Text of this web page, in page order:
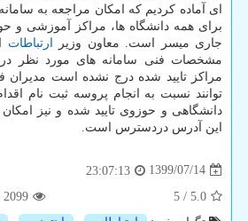
ای آماده کردیم که امکان مراجعه به
جاری میسر است. معاون وزیر
ارتباطات
مشخصات فنی سامانه های مورد نظر
مراکز تایید شده درج نشده است مدیران
توانند نسبت به انجام پروسه ثبت نام
دانشگاهی و حوزوی تایید شده و نیز
این آدرس دردسترس است.
1399/07/14
23:07:13
5.0
/
5
2099